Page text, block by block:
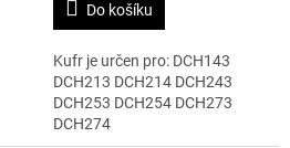
Do košíku
Kufr je určen pro: DCH143
DCH213 DCH214 DCH243
DCH253 DCH254 DCH273
DCH274